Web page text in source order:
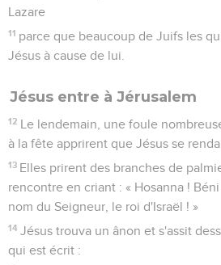
Lazare
11 parce que beaucoup de Juifs les
Jésus à cause de lui.
Jésus entre à Jérusalem
12 Le lendemain, une foule
à la fête apprirent que Jésus se
13 Elles prirent des branches de
rencontre en criant : « Hosanna !
nom du Seigneur, le roi d'Israël ! »
14 Jésus trouva un ânon et s'assit
qui est écrit :